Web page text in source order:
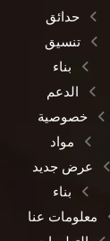
حدائق
تنسيق
بناء
الدعم
خصوصية
مواد
عرض جديد
بناء
معلومات عنا